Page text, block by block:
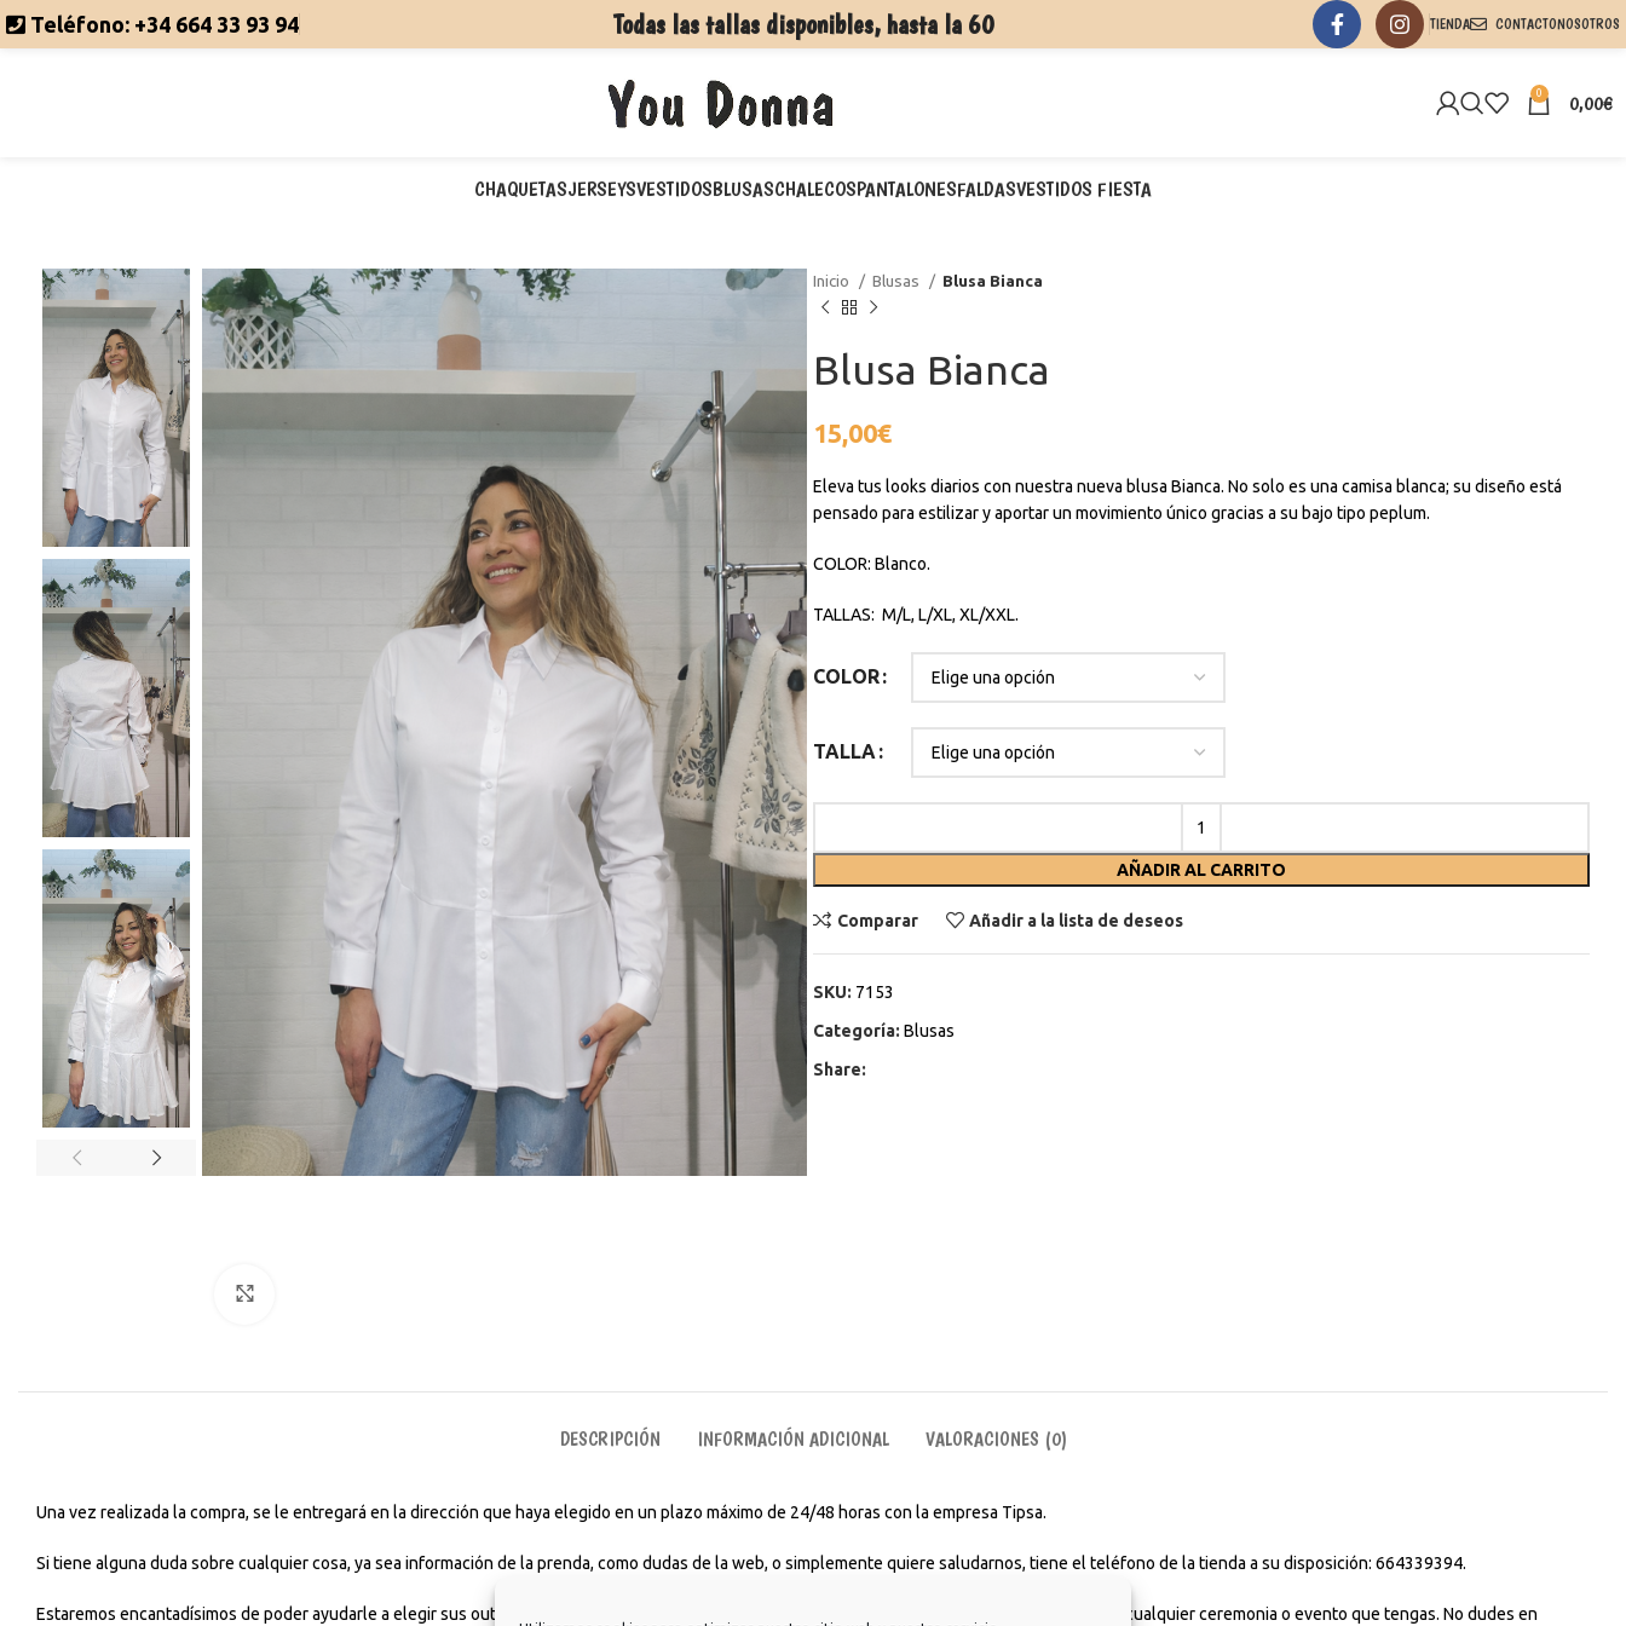
Teléfono: +34 664 33 93 94 Todas las tallas disponibles, hasta la 60 TIENDA CONTACTONOSOTROS
0 0,00€
CHAQUETASJERSEYSVESTIDOSBLUSASCHALECOSPANTALONESFALDASVESTIDOS FIESTA
Inicio Blusas Blusa Bianca
Blusa Bianca
15,00€
Eleva tus looks diarios con nuestra nueva blusa Bianca. No solo es una camisa blanca; su diseño está
pensado para estilizar y aportar un movimiento único gracias a su bajo tipo peplum.
COLOR: Blanco.
TALLAS: M/L, L/XL, XL/XXL.
COLOR
TALLA
AÑADIR AL CARRITO
Comparar Añadir a la lista de deseos
SKU: 7153
Categoría: Blusas
Share:
DESCRIPCIÓN INFORMACIÓN ADICIONAL VALORACIONES (0)
Una vez realizada la compra, se le entregará en la dirección que haya elegido en un plazo máximo de 24/48 horas con la empresa Tipsa.
Si tiene alguna duda sobre cualquier cosa, ya sea información de la prenda, como dudas de la web, o simplemente quiere saludarnos, tiene el teléfono de la tienda a su disposición: 664339394.
Estaremos encantadísimos de poder ayudarle a elegir sus outfits diarios para ir a estudiar, trabajar, para tomarte un café con amigos o incluso para cualquier ceremonia o evento que tengas. No dudes en